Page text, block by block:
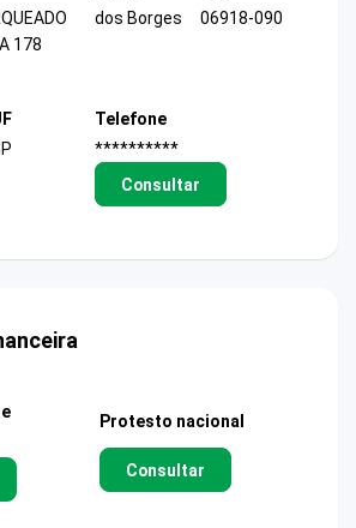
178
dos Borges
06918-090
Telefone
**********
Consultar
Protesto nacional
Consultar